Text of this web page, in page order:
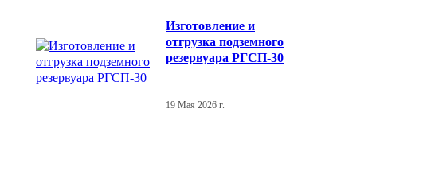
Изготовление и
отгрузка подземного
резервуара РГСП-30
19 Мая 2026 г.